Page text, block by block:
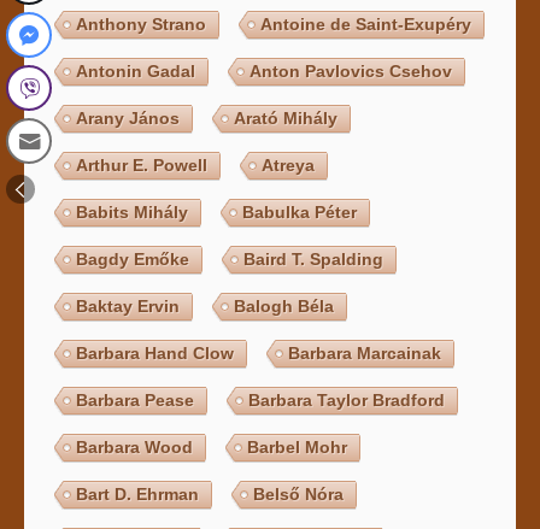
Anthony Strano Antoine de Saint-Exupéry
Antonin Gadal Anton Pavlovics Csehov
Arany János Arató Mihály
Arthur E. Powell Atreya
Babits Mihály Babulka Péter
Bagdy Emőke Baird T. Spalding
Baktay Ervin Balogh Béla
Barbara Hand Clow Barbara Marcainak
Barbara Pease Barbara Taylor Bradford
Barbara Wood Barbel Mohr
Bart D. Ehrman Belső Nóra